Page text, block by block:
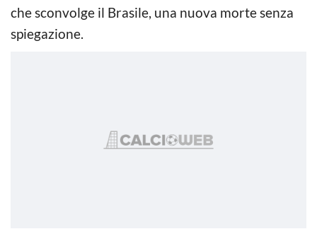
che sconvolge il Brasile, una nuova morte senza
spiegazione.